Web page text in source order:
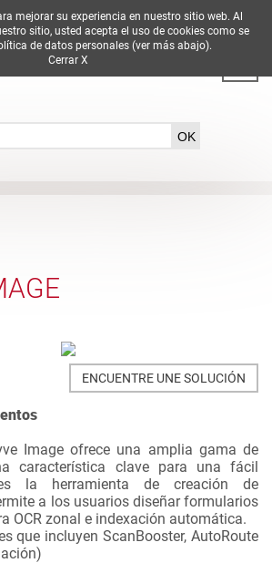
DE EN ES FR
ENCUENTRE UNE SOLUCIÓN
Image ofrece una amplia gama de
característica clave para una fácil
la herramienta de creación de
a los usuarios diseñar formularios
OCR zonal e indexación automática.
que incluyen ScanBooster, AutoRoute
)
mejorar su experiencia en nuestro sitio web. Al
sitio, usted acepta el uso de cookies como se
de datos personales (ver más abajo).
Cerrar X